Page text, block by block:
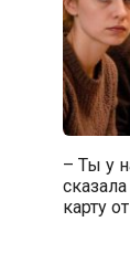
– Ты у
карту